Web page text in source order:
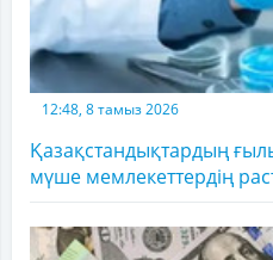
12:48, 8 тамыз 2026
Қазақстандықтардың
мүше мемлекеттердің